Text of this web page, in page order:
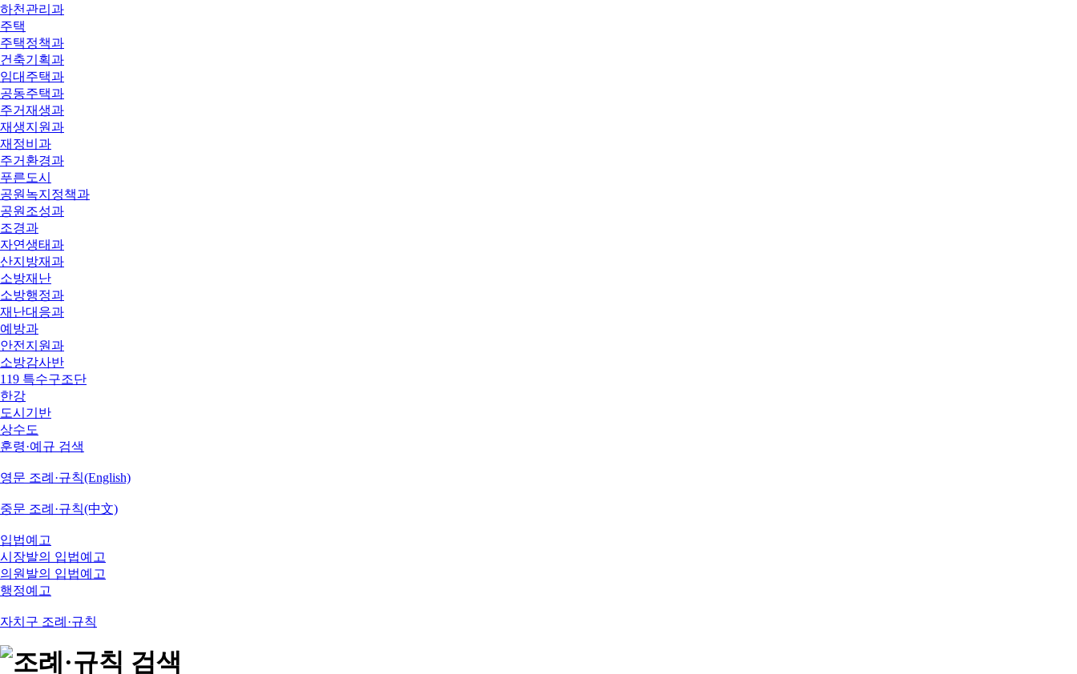
하천관리과
주택
주택정책과
건축기획과
임대주택과
공동주택과
주거재생과
재생지원과
재정비과
주거환경과
푸른도시
공원녹지정책과
공원조성과
조경과
자연생태과
산지방재과
소방재난
소방행정과
재난대응과
예방과
안전지원과
소방감사반
119 특수구조단
한강
도시기반
상수도
훈령·예규 검색
영문 조례·규칙(English)
중문 조례·규칙(中文)
입법예고
시장발의 입법예고
의원발의 입법예고
행정예고
자치구 조례·규칙